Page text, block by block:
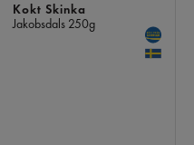
Kokt Skinka
Jakobsdals 250g